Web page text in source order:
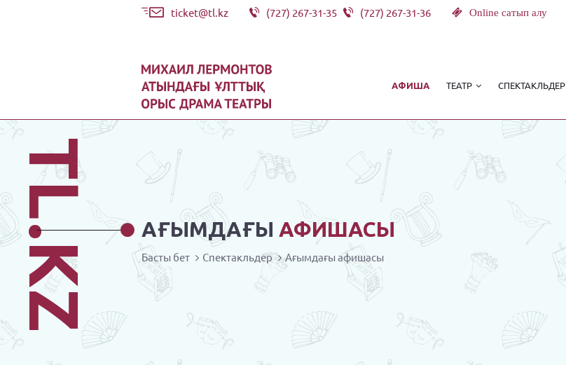
ticket@tl.kz (727) 267-31-35 (727) 267-31-36 Online сатып алу
АФИША ТЕАТР СПЕКТАКЛЬДЕР
АҒЫМДАҒЫ АФИШАСЫ
TL.KZ Басты бет Спектакльдер Ағымдағы афишасы